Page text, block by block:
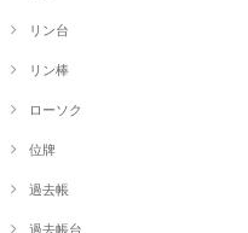
リン台
リン棒
ローソク
位牌
過去帳
過去帳台